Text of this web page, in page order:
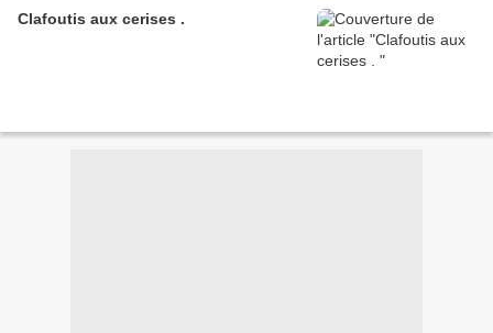
Clafoutis aux cerises .